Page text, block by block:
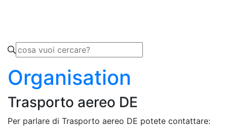
Organisation
Trasporto aereo DE
Per parlare di Trasporto aereo DE potete contattare: